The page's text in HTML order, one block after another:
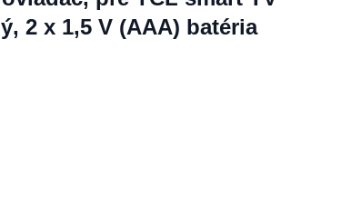
2 x 1,5 V (AAA) batéria